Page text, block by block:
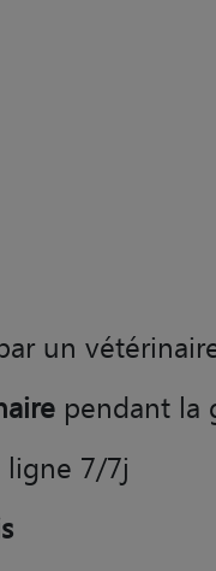
un
pendant la
ligne 7/7j